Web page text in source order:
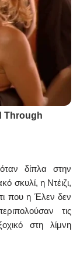
δίπλα στην
σκυλί, η Ντέιζι,
που η Έλεν δεν
τις
στη λίμνη